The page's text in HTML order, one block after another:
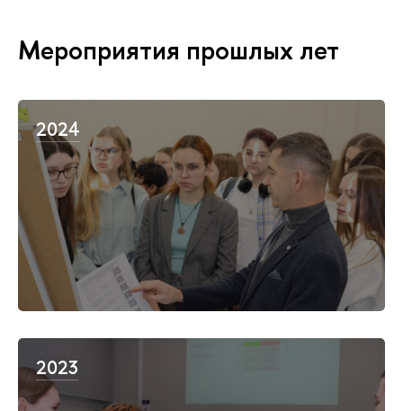
Мероприятия прошлых лет
2024
2023